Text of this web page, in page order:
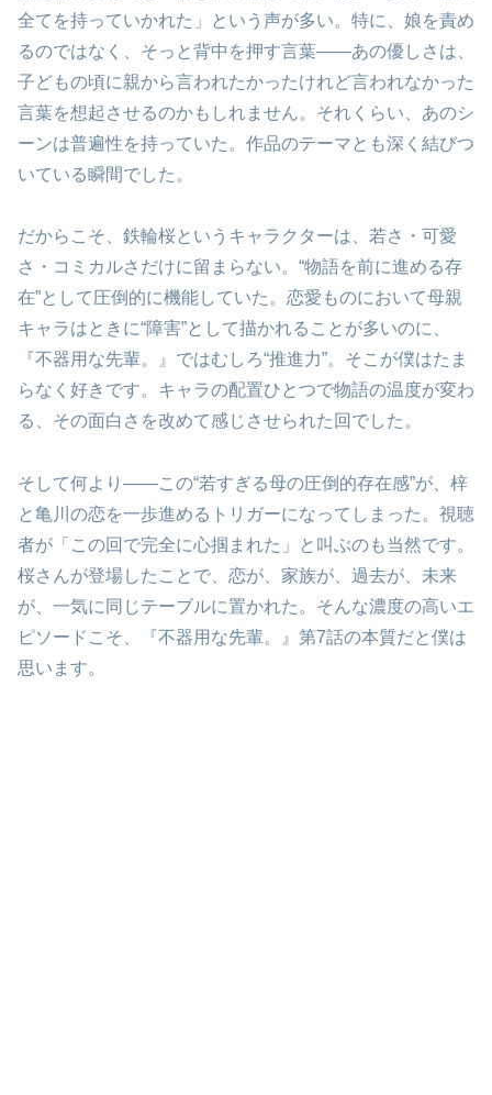
全てを持っていかれた」という声が多い。特に、娘を責め
るのではなく、そっと背中を押す言葉――あの優しさは、
子どもの頃に親から言われたかったけれど言われなかった
言葉を想起させるのかもしれません。それくらい、あのシ
ーンは普遍性を持っていた。作品のテーマとも深く結びつ
いている瞬間でした。
だからこそ、鉄輪桜というキャラクターは、若さ・可愛
さ・コミカルさだけに留まらない。“物語を前に進める存
在”として圧倒的に機能していた。恋愛ものにおいて母親
キャラはときに“障害”として描かれることが多いのに、
『不器用な先輩。』ではむしろ“推進力”。そこが僕はたま
らなく好きです。キャラの配置ひとつで物語の温度が変わ
る、その面白さを改めて感じさせられた回でした。
そして何より――この“若すぎる母の圧倒的存在感”が、梓
と亀川の恋を一歩進めるトリガーになってしまった。視聴
者が「この回で完全に心掴まれた」と叫ぶのも当然です。
桜さんが登場したことで、恋が、家族が、過去が、未来
が、一気に同じテーブルに置かれた。そんな濃度の高いエ
ピソードこそ、『不器用な先輩。』第7話の本質だと僕は
思います。